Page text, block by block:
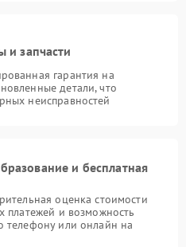
и запчасти
гарантия на
детали, что
неисправностей
и бесплатная
оценка стоимости
платежей и возможность
телефону или онлайн на